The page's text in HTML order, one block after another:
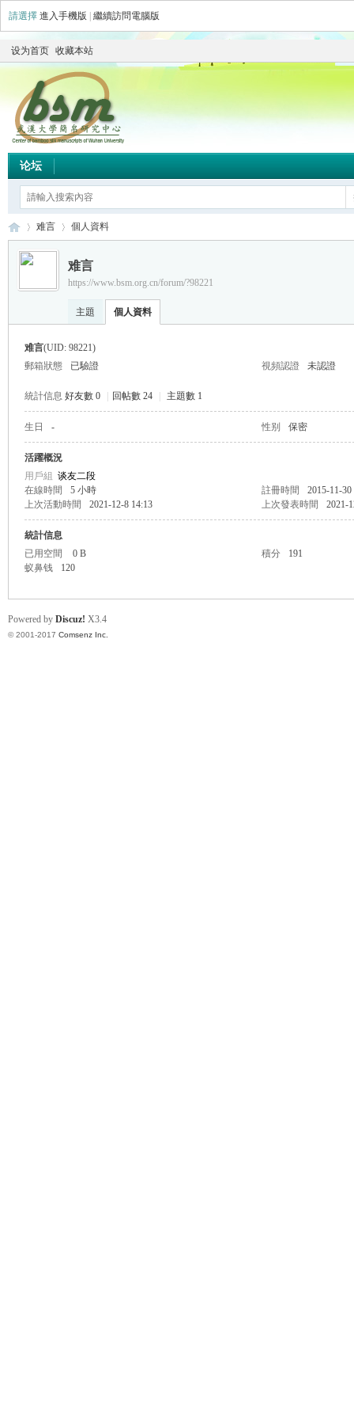
請選擇 進入手機版 繼續訪問電腦版
设为首页 收藏本站
论坛
›
难言
›
個人資料
难言
https://www.bsm.org.cn/forum/?98221
主題 個人資料
难言(UID: 98221)
郵箱狀態
已驗證 視頻認證 未認證
統計信息 好友數 0 回帖數 24 主題數 1
生日 - 性别 保密
活躍概況
用戶組 谈友二段
在線時間
5 小時 註冊時間
2015-11-30
上次活動時間
2021-12-8 14:13 上次發表時間 2021-
統計信息
已用空間
0 B 積分
191
蚁鼻钱
120
Powered by Discuz! X3.4
© 2001-2017 Comsenz Inc.